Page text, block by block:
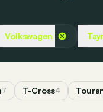
Volkswagen
7 T-Cross4